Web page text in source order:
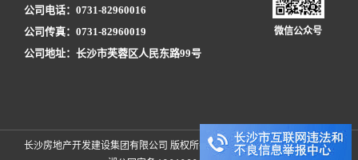
公司电话：0731-82960016
公司传真：0731-82960019
公司地址：长沙市芙蓉区人民东路99号
微信公众号
长沙房地产开发建设集团有限公司 版权所有湘ICP备09027823号-1